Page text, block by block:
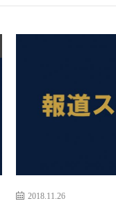
2018.11.26